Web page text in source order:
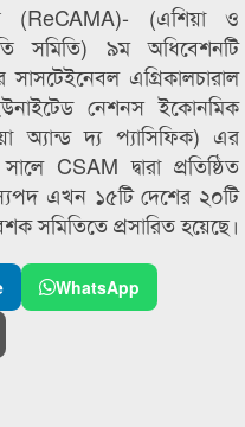
(ReCAMA)- (এশিয়া ও
সমিতি) ৯ম অধিবেশনটি
এগ্রিকালচারাল
নেশনস ইকোনমিক
অ্যান্ড দ্য প্যাসিফিক) এর
CSAM দ্বারা প্রতিষ্ঠিত
এখন ১৫টি দেশের ২০টি
সমিতিতে প্রসারিত হয়েছে।
WhatsApp